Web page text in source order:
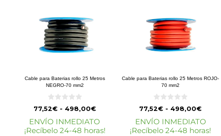
Cable para Baterias rollo 25 Metros
NEGRO-70 mm2
0
d
e
5
77,52€ - 498,00€
ENVÍO INMEDIATO
¡Recíbelo 24-48 horas!
Cable para Baterias rollo 25 Metros ROJO-
70 mm2
0
d
e
5
77,52€ - 498,00€
ENVÍO INMEDIATO
¡Recíbelo 24-48 horas!